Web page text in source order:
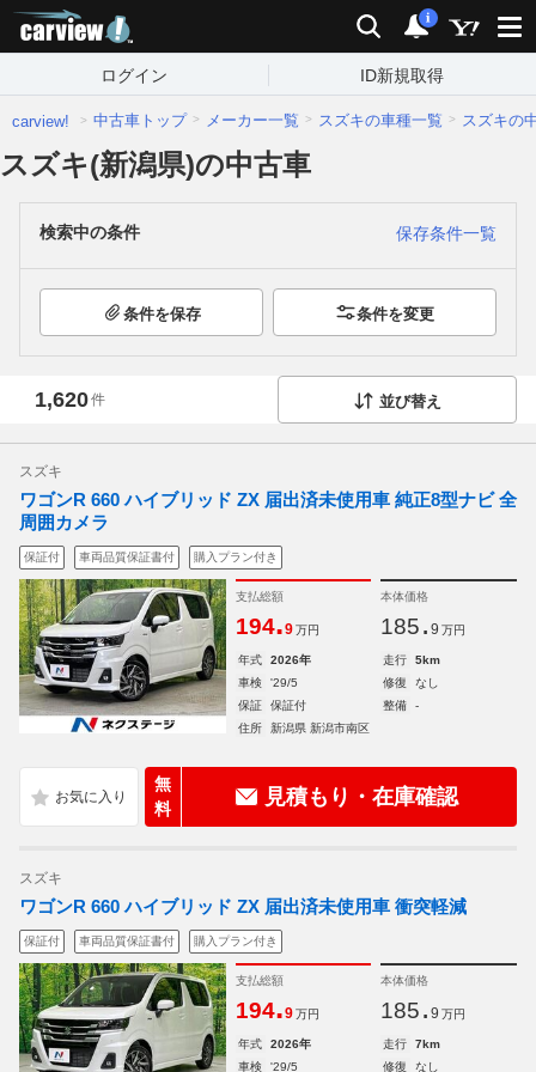
検索 通知
i
ログイン ID新規取得
carview! 中古車トップ メーカー一覧 スズキの車種一覧 スズキの
スズキ(新潟県)の中古車
検索中の条件 保存条件一覧
条件を保存 条件を変更
1,620件 並び替え
スズキ
ワゴンR 660 ハイブリッド ZX 届出済未使用車 純正8型ナビ 全
周囲カメラ
保証付 車両品質保証書付 購入プラン付き
支払総額
194.9 万円
本体価格
185. 9 万円
年式 2026年 走行
5km
車検
'29/5 修復
なし
保証
保証付 整備
-
住所
新潟県 新潟市南区
無
料
見積もり・在庫確認
スズキ
ワゴンR 660 ハイブリッド ZX 届出済未使用車 衝突軽減
保証付 車両品質保証書付 購入プラン付き
支払総額
194.9 万円
本体価格
185. 9 万円
年式 2026年 走行
7km
車検
'29/5 修復 なし